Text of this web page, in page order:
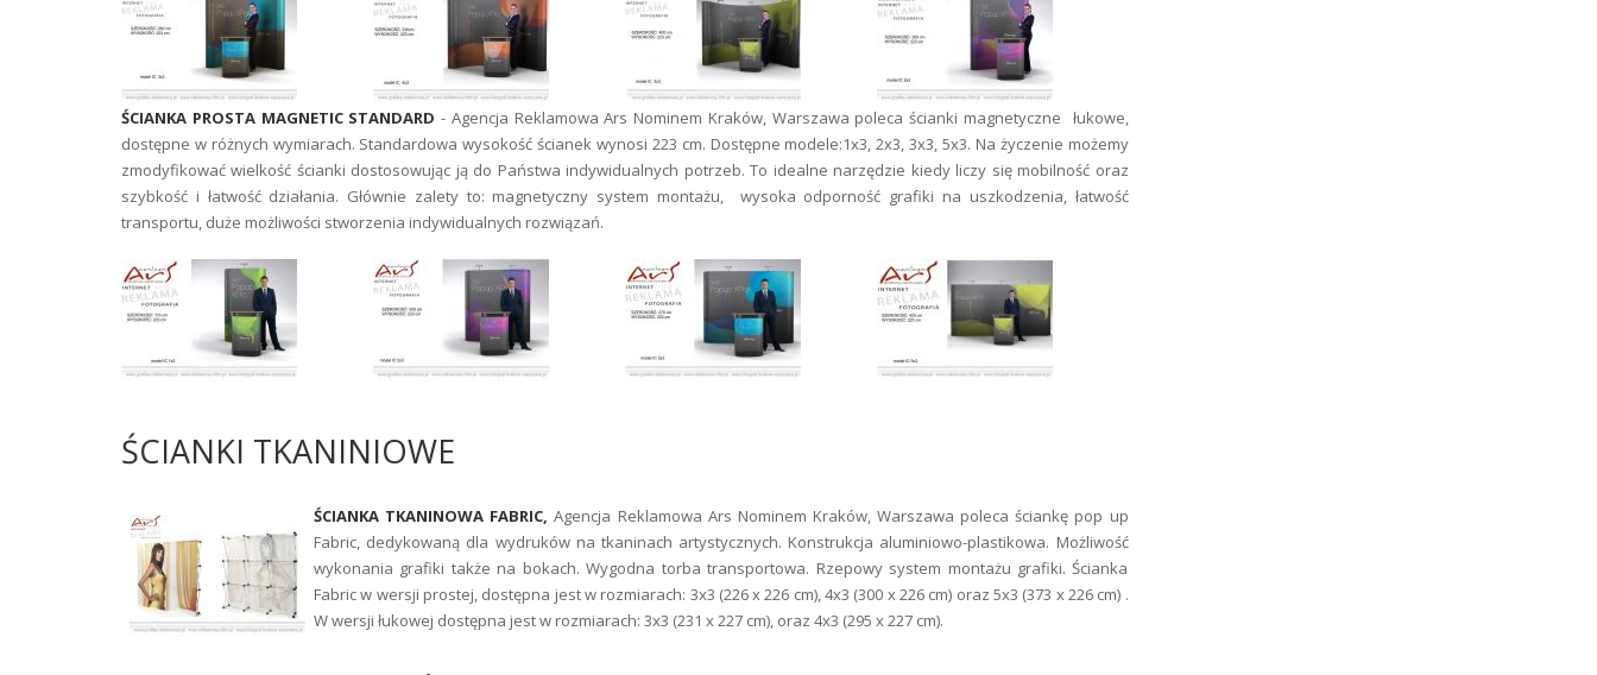
ŚCIANKA PROSTA MAGNETIC STANDARD - Agencja Reklamowa Ars Nominem Kraków, Warszawa poleca ścianki magnetyczne łukowe,
dostępne w różnych wymiarach. Standardowa wysokość ścianek wynosi 223 cm. Dostępne modele:1x3, 2x3, 3x3, 5x3. Na życzenie możemy
zmodyfikować wielkość ścianki dostosowując ją do Państwa indywidualnych potrzeb. To idealne narzędzie kiedy liczy się mobilność oraz
szybkość i łatwość działania. Głównie zalety to: magnetyczny system montażu, wysoka odporność grafiki na uszkodzenia, łatwość
transportu, duże możliwości stworzenia indywidualnych rozwiązań.
ŚCIANKI TKANINIOWE
ŚCIANKA TKANINOWA FABRIC,Agencja Reklamowa Ars Nominem Kraków, Warszawa poleca ściankę pop up
Fabric, dedykowaną dla wydruków na tkaninach artystycznych. Konstrukcja aluminiowo-plastikowa. Możliwość
wykonania grafiki także na bokach. Wygodna torba transportowa. Rzepowy system montażu grafiki. Ścianka
Fabric w wersji prostej, dostępna jest w rozmiarach: 3x3 (226 x 226 cm), 4x3 (300 x 226 cm) oraz 5x3 (373 x 226 cm) .
W wersji łukowej dostępna jest w rozmiarach: 3x3 (231 x 227 cm), oraz 4x3 (295 x 227 cm).